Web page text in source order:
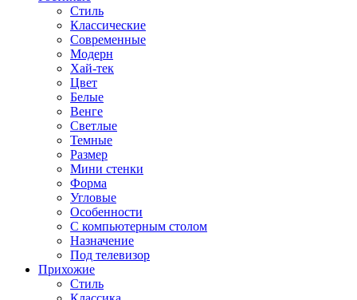
Стиль
Классические
Современные
Модерн
Хай-тек
Цвет
Белые
Венге
Светлые
Темные
Размер
Мини стенки
Форма
Угловые
Особенности
С компьютерным столом
Назначение
Под телевизор
Прихожие
Стиль